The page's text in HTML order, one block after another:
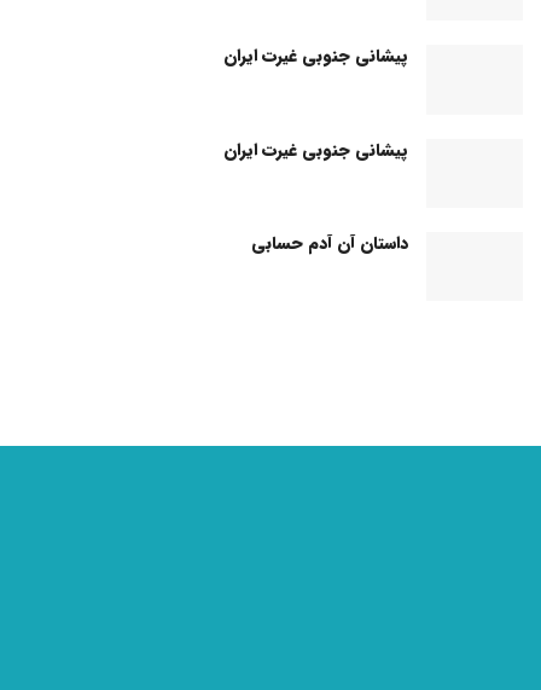
پیشانی جنوبی غیرت ایران
پیشانی جنوبی غیرت ایران
داستان آن آدم حسابی